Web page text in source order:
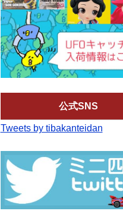
公式SNS
Tweets by tibakanteidan